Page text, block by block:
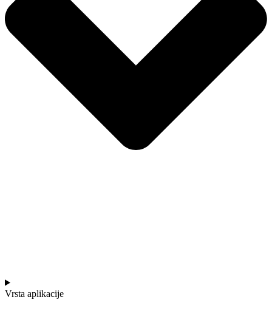
Vrsta aplikacije